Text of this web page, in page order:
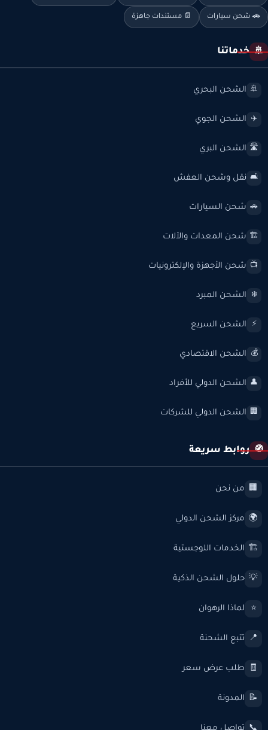
🚗 شحن سيارات 📄 مستندات جاهزة
🚢 خدماتنا
🚢 الشحن البحري
✈️ الشحن الجوي
🛣️ الشحن البري
🛋️ نقل وشحن العفش
🚗 شحن السيارات
🏗️ شحن المعدات والآلات
📺 شحن الأجهزة والإلكترونيات
❄️ الشحن المبرد
⚡ الشحن السريع
💰 الشحن الاقتصادي
👤 الشحن الدولي للأفراد
🏢 الشحن الدولي للشركات
🧭 روابط سريعة
🏢 من نحن
🌍 مركز الشحن الدولي
🏗️ الخدمات اللوجستية
💡 حلول الشحن الذكية
⭐ لماذا الرهوان
📍 تتبع الشحنة
🧾 طلب عرض سعر
📝 المدونة